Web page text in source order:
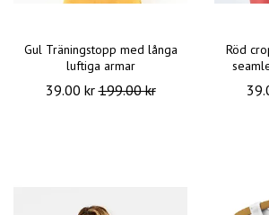
Gul Träningstopp med långa
luftiga armar
39.00 kr199.00 kr
Röd